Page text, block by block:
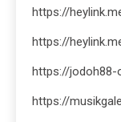
https://
https://
https://
https://